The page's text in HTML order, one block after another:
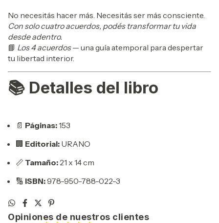
No necesitás hacer más. Necesitás ser más consciente.
Con solo cuatro acuerdos, podés transformar tu vida
desde adentro.
📘 Los 4 acuerdos— una guía atemporal para despertar
tu libertad interior.
📚 Detalles del libro
📄 Páginas:153
🏢 Editorial: URANO
📏 Tamaño: 21 x 14 cm
🔢 ISBN:978-950-788-022-3
Opiniones de nuestros clientes